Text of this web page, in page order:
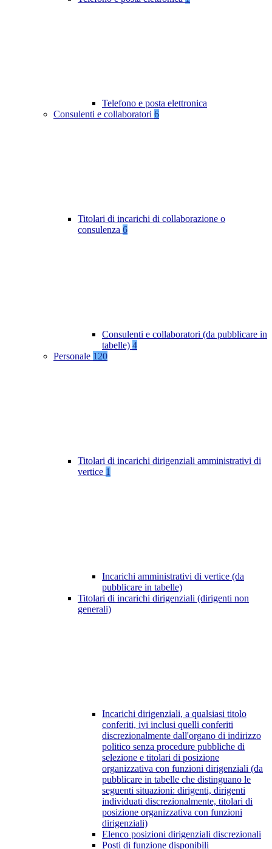
Telefono e posta elettronica
Consulenti e collaboratori 6
Titolari di incarichi di collaborazione o
consulenza 6
Consulenti e collaboratori (da pubblicare in
tabelle) 4
Personale 120
Titolari di incarichi dirigenziali amministrativi di
vertice 1
Incarichi amministrativi di vertice (da
pubblicare in tabelle)
Titolari di incarichi dirigenziali (dirigenti non
generali)
Incarichi dirigenziali, a qualsiasi titolo
conferiti, ivi inclusi quelli conferiti
discrezionalmente dall'organo di indirizzo
politico senza procedure pubbliche di
selezione e titolari di posizione
organizzativa con funzioni dirigenziali (da
pubblicare in tabelle che distinguano le
seguenti situazioni: dirigenti, dirigenti
individuati discrezionalmente, titolari di
posizione organizzativa con funzioni
dirigenziali)
Elenco posizioni dirigenziali discrezionali
Posti di funzione disponibili